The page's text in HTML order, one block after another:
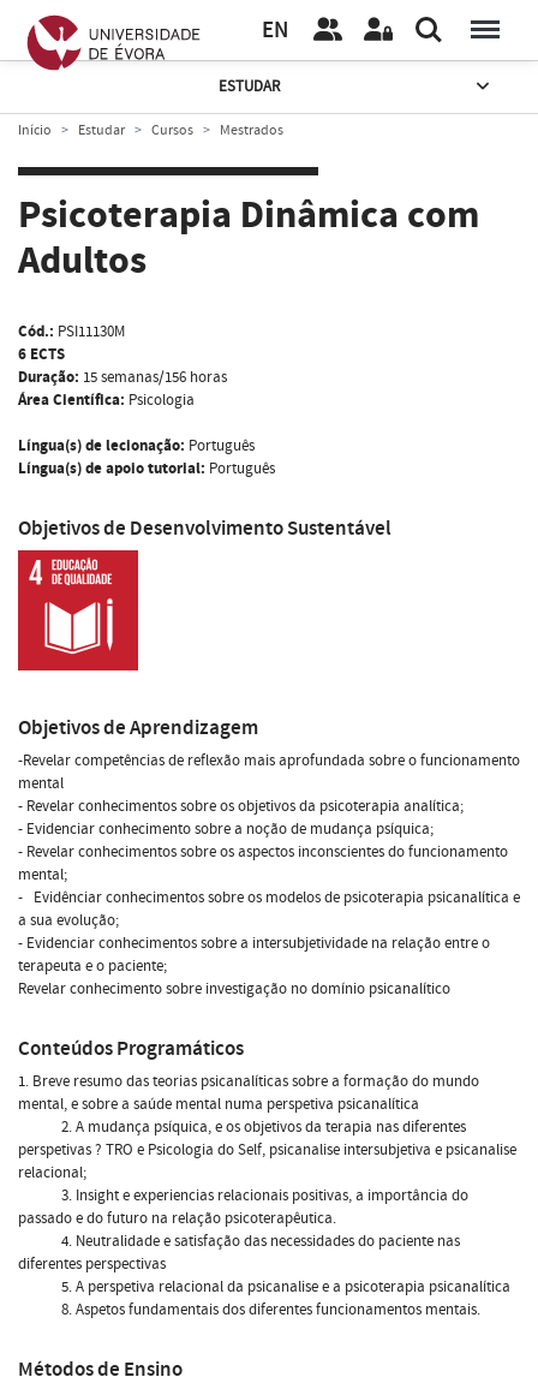
EN
ESTUDAR
Início Estudar Cursos Mestrados
Psicoterapia Dinâmica com
Adultos
Cód.: PSI11130M
6 ECTS
Duração: 15 semanas/156 horas
Área Científica: Psicologia
Língua(s) de lecionação: Português
Língua(s) de apoio tutorial: Português
Objetivos de Desenvolvimento Sustentável
Objetivos de Aprendizagem
-Revelar competências de reflexão mais aprofundada sobre o funcionamento
mental
- Revelar conhecimentos sobre os objetivos da psicoterapia analítica;
- Evidenciar conhecimento sobre a noção de mudança psíquica;
- Revelar conhecimentos sobre os aspectos inconscientes do funcionamento
mental;
- Evidênciar conhecimentos sobre os modelos de psicoterapia psicanalítica e
a sua evolução;
- Evidenciar conhecimentos sobre a intersubjetividade na relação entre o
terapeuta e o paciente;
Revelar conhecimento sobre investigação no domínio psicanalítico
Conteúdos Programáticos
1. Breve resumo das teorias psicanalíticas sobre a formação do mundo
mental, e sobre a saúde mental numa perspetiva psicanalítica
2. A mudança psíquica, e os objetivos da terapia nas diferentes
perspetivas ? TRO e Psicologia do Self, psicanalise intersubjetiva e psicanalise
relacional;
3. Insight e experiencias relacionais positivas, a importância do
passado e do futuro na relação psicoterapêutica.
4. Neutralidade e satisfação das necessidades do paciente nas
diferentes perspectivas
5. A perspetiva relacional da psicanalise e a psicoterapia psicanalítica
8. Aspetos fundamentais dos diferentes funcionamentos mentais.
Métodos de Ensino